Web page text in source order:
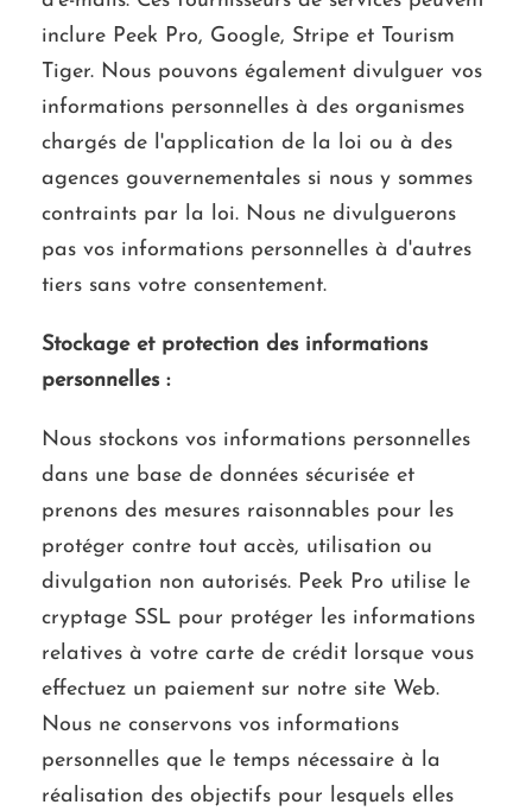
inclure Peek Pro, Google, Stripe et Tourism
Tiger. Nous pouvons également divulguer vos
informations personnelles à des organismes
chargés de l'application de la loi ou à des
agences gouvernementales si nous y sommes
contraints par la loi. Nous ne divulguerons
pas vos informations personnelles à d'autres
tiers sans votre consentement.
Stockage et protection des informations
personnelles :
Nous stockons vos informations personnelles
dans une base de données sécurisée et
prenons des mesures raisonnables pour les
protéger contre tout accès, utilisation ou
divulgation non autorisés. Peek Pro utilise le
cryptage SSL pour protéger les informations
relatives à votre carte de crédit lorsque vous
effectuez un paiement sur notre site Web.
Nous ne conservons vos informations
personnelles que le temps nécessaire à la
réalisation des objectifs pour lesquels elles